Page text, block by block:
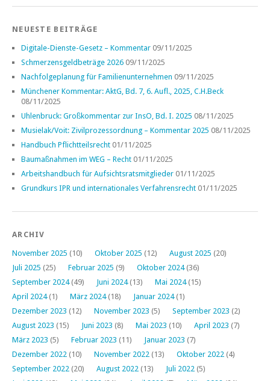
NEUESTE BEITRÄGE
Digitale-Dienste-Gesetz – Kommentar 09/11/2025
Schmerzensgeldbeträge 2026 09/11/2025
Nachfolgeplanung für Familienunternehmen 09/11/2025
Münchener Kommentar: AktG, Bd. 7, 6. Aufl., 2025, C.H.Beck
08/11/2025
Uhlenbruck: Großkommentar zur InsO, Bd. I. 2025 08/11/2025
Musielak/Voit: Zivilprozessordnung – Kommentar 2025 08/11/2025
Handbuch Pflichtteilsrecht 01/11/2025
Baumaßnahmen im WEG – Recht 01/11/2025
Arbeitshandbuch für Aufsichtsratsmitglieder 01/11/2025
Grundkurs IPR und internationales Verfahrensrecht 01/11/2025
ARCHIV
November 2025 (10) Oktober 2025 (12) August 2025 (20)
Juli 2025 (25) Februar 2025 (9) Oktober 2024(36)
September 2024(49) Juni 2024(13) Mai 2024(15)
April 2024(1) März 2024(18) Januar 2024(1)
Dezember 2023 (12) November 2023 (5) September 2023 (2)
August 2023 (15) Juni 2023 (8) Mai 2023 (10) April 2023 (7)
März 2023 (5) Februar 2023 (11) Januar 2023 (7)
Dezember 2022 (10) November 2022 (13) Oktober 2022 (4)
September 2022 (20) August 2022 (13) Juli 2022 (5)